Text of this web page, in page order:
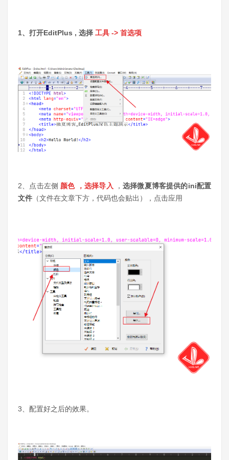
1、打开EditPlus , 选择 工具 -> 首选项
2、点击左侧 颜色 ，选择导入 ，选择微夏博客提供的ini配置
文件 （文件在文章下方，代码也会贴出），点击应用
3、配置好之后的效果。